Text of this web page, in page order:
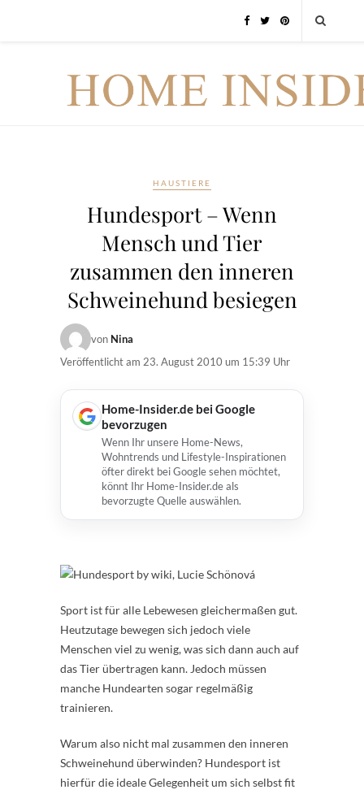
HAUSTIERE
Hundesport – Wenn
Mensch und Tier
zusammen den inneren
Schweinehund besiegen
von Nina
Veröffentlicht am 23. August 2010 um 15:39 Uhr
Home-Insider.de bei Google
bevorzugen
Wenn Ihr unsere Home-News,
Wohntrends und Lifestyle-Inspirationen
öfter direkt bei Google sehen möchtet,
könnt Ihr Home-Insider.de als
bevorzugte Quelle auswählen.
Sport ist für alle Lebewesen gleichermaßen gut.
Heutzutage bewegen sich jedoch viele
Menschen viel zu wenig, was sich dann auch auf
das Tier übertragen kann. Jedoch müssen
manche Hundearten sogar regelmäßig
trainieren.
Warum also nicht mal zusammen den inneren
Schweinehund überwinden? Hundesport ist
hierfür die ideale Gelegenheit um sich selbst fit